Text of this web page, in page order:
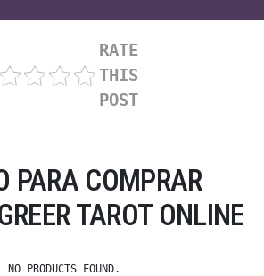
RATE
THIS
POST
PARA COMPRAR
TAROT ONLINE
NO PRODUCTS FOUND.